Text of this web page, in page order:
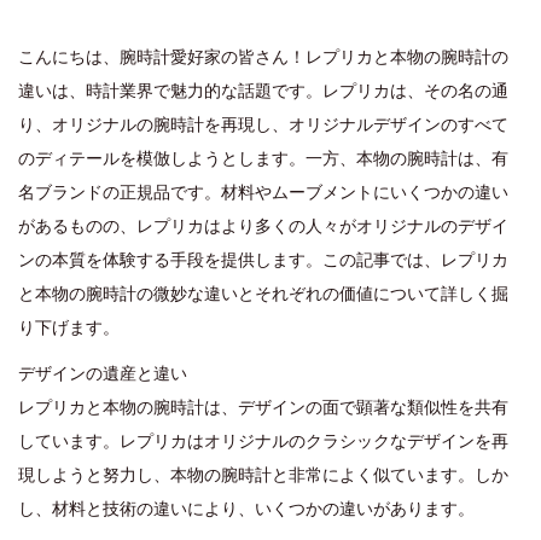
t
e
d
o
n
7
,
2
0
2
t
e
d
i
n
こんにちは、腕時計愛好家の皆さん！レプリカと本物の腕時計の
違いは、時計業界で魅力的な話題です。レプリカは、その名の通
り、オリジナルの腕時計を再現し、オリジナルデザインのすべて
のディテールを模倣しようとします。一方、本物の腕時計は、有
名ブランドの正規品です。材料やムーブメントにいくつかの違い
があるものの、レプリカはより多くの人々がオリジナルのデザイ
ンの本質を体験する手段を提供します。この記事では、レプリカ
と本物の腕時計の微妙な違いとそれぞれの価値について詳しく掘
り下げます。
デザインの遺産と違い
レプリカと本物の腕時計は、デザインの面で顕著な類似性を共有
しています。レプリカはオリジナルのクラシックなデザインを再
現しようと努力し、本物の腕時計と非常によく似ています。しか
し、材料と技術の違いにより、いくつかの違いがあります。